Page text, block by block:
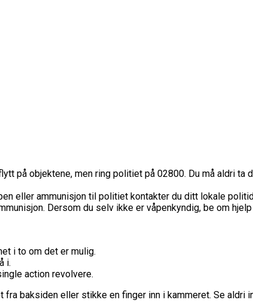
på objektene, men ring politiet på 02800. Du må aldri
eller ammunisjon til politiet kontakter du ditt lokale
Dersom du selv ikke er våpenkyndig, be om
i to om det er mulig.
i.
action revolvere.
baksiden eller stikke en finger inn i kammeret. Se aldri